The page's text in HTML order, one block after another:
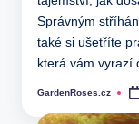
Správným
také si ušetříte
která vám vyrazí
Posted
GardenRoses.cz